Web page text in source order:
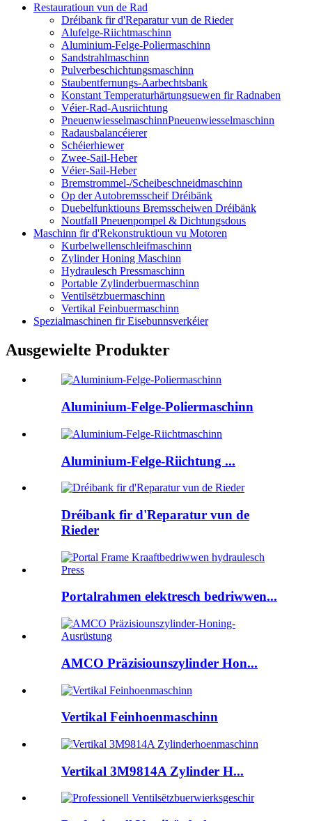
Restauratioun vun de Rad
Dréibank fir d'Reparatur vun de Rieder
Alufelge-Riichtmaschinn
Aluminium-Felge-Poliermaschinn
Sandstrahlmaschinn
Pulverbeschichtungsmaschinn
Staubentfernungs-Aarbechtsbank
Konstant Temperaturhärtungsuewen fir Radnaben
Véier-Rad-Ausriichtung
PneuenwiesselmaschinnPneuenwiesselmaschinn
Radausbalancéierer
Schéierhiewer
Zwee-Sail-Heber
Véier-Sail-Heber
Bremstrommel-/Scheibeschneidmaschinn
Op der Autobremsscheif Dréibänk
Duebelfunktiouns Bremsscheiwen Dréibänk
Noutfall Pneuenpompel & Dichtungsdous
Maschinn fir d'Rekonstruktioun vu Motoren
Kurbelwellenschleifmaschinn
Zylinder Honing Maschinn
Hydraulesch Pressmaschinn
Portable Zylinderbuermaschinn
Ventilsëtzbuermaschinn
Vertikal Feinbuermaschinn
Spezialmaschinen fir Eisebunnsverkéier
Ausgewielte Produkter
Aluminium-Felge-Poliermaschinn
Aluminium-Felge-Riichtung ...
Dréibank fir d'Reparatur vun de
Rieder
Portalrahmen elektresch bedriwwen...
AMCO Präzisiounszylinder Hon...
Vertikal Feinhoenmaschinn
Vertikal 3M9814A Zylinder H...